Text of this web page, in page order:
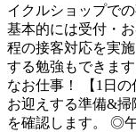
イクルショップで
基本的には受付・
程の接客対応を実
する勉強もできま
なお仕事！ 【1日
お迎えする準備&
を確認します。 ◎